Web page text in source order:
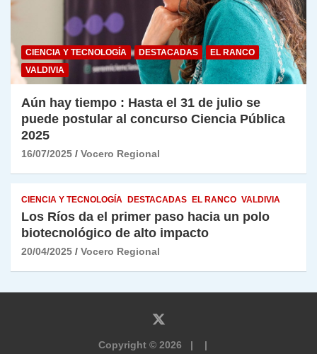
CIENCIA Y TECNOLOGÍA DESTACADAS
EL RANCO
VALDIVIA
Aún hay tiempo : Hasta el 31 de julio se
puede postular al concurso Ciencia Pública
2025
16/07/2025 Vocero Regional
CIENCIA Y TECNOLOGÍA DESTACADAS EL RANCO VALDIVIA
Los Ríos da el primer paso hacia un polo
biotecnológico de alto impacto
20/04/2025 Vocero Regional
Copyright © 2026